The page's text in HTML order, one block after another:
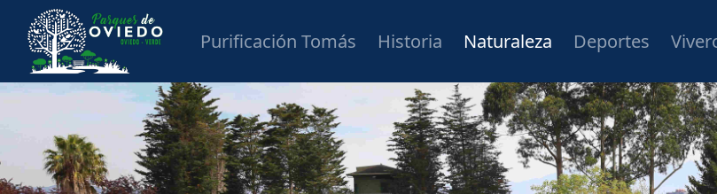
Purificación Tomás Historia Naturaleza Deportes